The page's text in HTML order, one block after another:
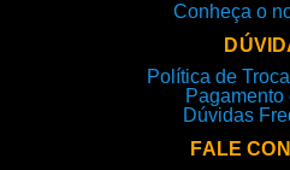
Conheça o
Política de
Pagamento
Dúvidas
FALE